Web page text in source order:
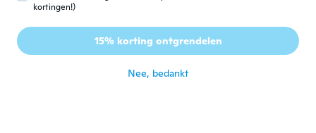
Lukáš
Lid geworden van 2017 · 9 beoordelingen
kortingen!)
15% korting ontgrendelen
Nee, bedankt